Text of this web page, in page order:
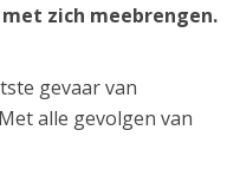
zich meebrengen.
gevaar van
alle gevolgen van